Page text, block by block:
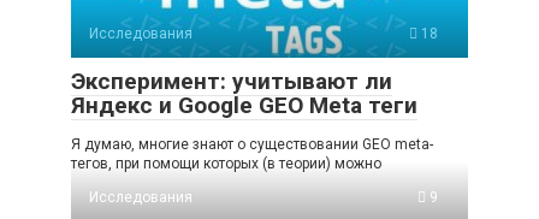
Исследования 18
Эксперимент: учитывают ли
Яндекс и Google GEO Meta теги
Я думаю, многие знают о существовании GEO meta-
тегов, при помощи которых (в теории) можно
Исследования
9